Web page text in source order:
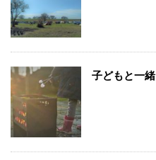
子どもと一